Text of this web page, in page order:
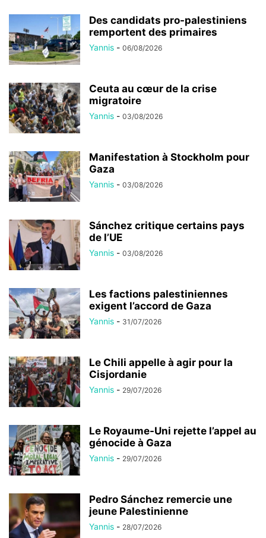
Des candidats pro-palestiniens
remportent des primaires
Yannis - 06/08/2026
Ceuta au cœur de la crise
migratoire
Yannis - 03/08/2026
Manifestation à Stockholm pour
Gaza
Yannis - 03/08/2026
Sánchez critique certains pays
de l’UE
Yannis - 03/08/2026
Les factions palestiniennes
exigent l’accord de Gaza
Yannis - 31/07/2026
Le Chili appelle à agir pour la
Cisjordanie
Yannis - 29/07/2026
Le Royaume-Uni rejette l’appel au
génocide à Gaza
Yannis - 29/07/2026
Pedro Sánchez remercie une
jeune Palestinienne
Yannis - 28/07/2026